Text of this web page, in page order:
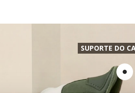
SUPORTE DO